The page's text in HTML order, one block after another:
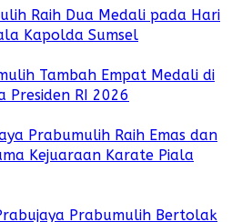
Raih Dua Medali pada Hari
Kapolda Sumsel
Tambah Empat Medali di
Presiden RI 2026
Prabumulih Raih Emas dan
Kejuaraan Karate Piala
Prabumulih Bertolak